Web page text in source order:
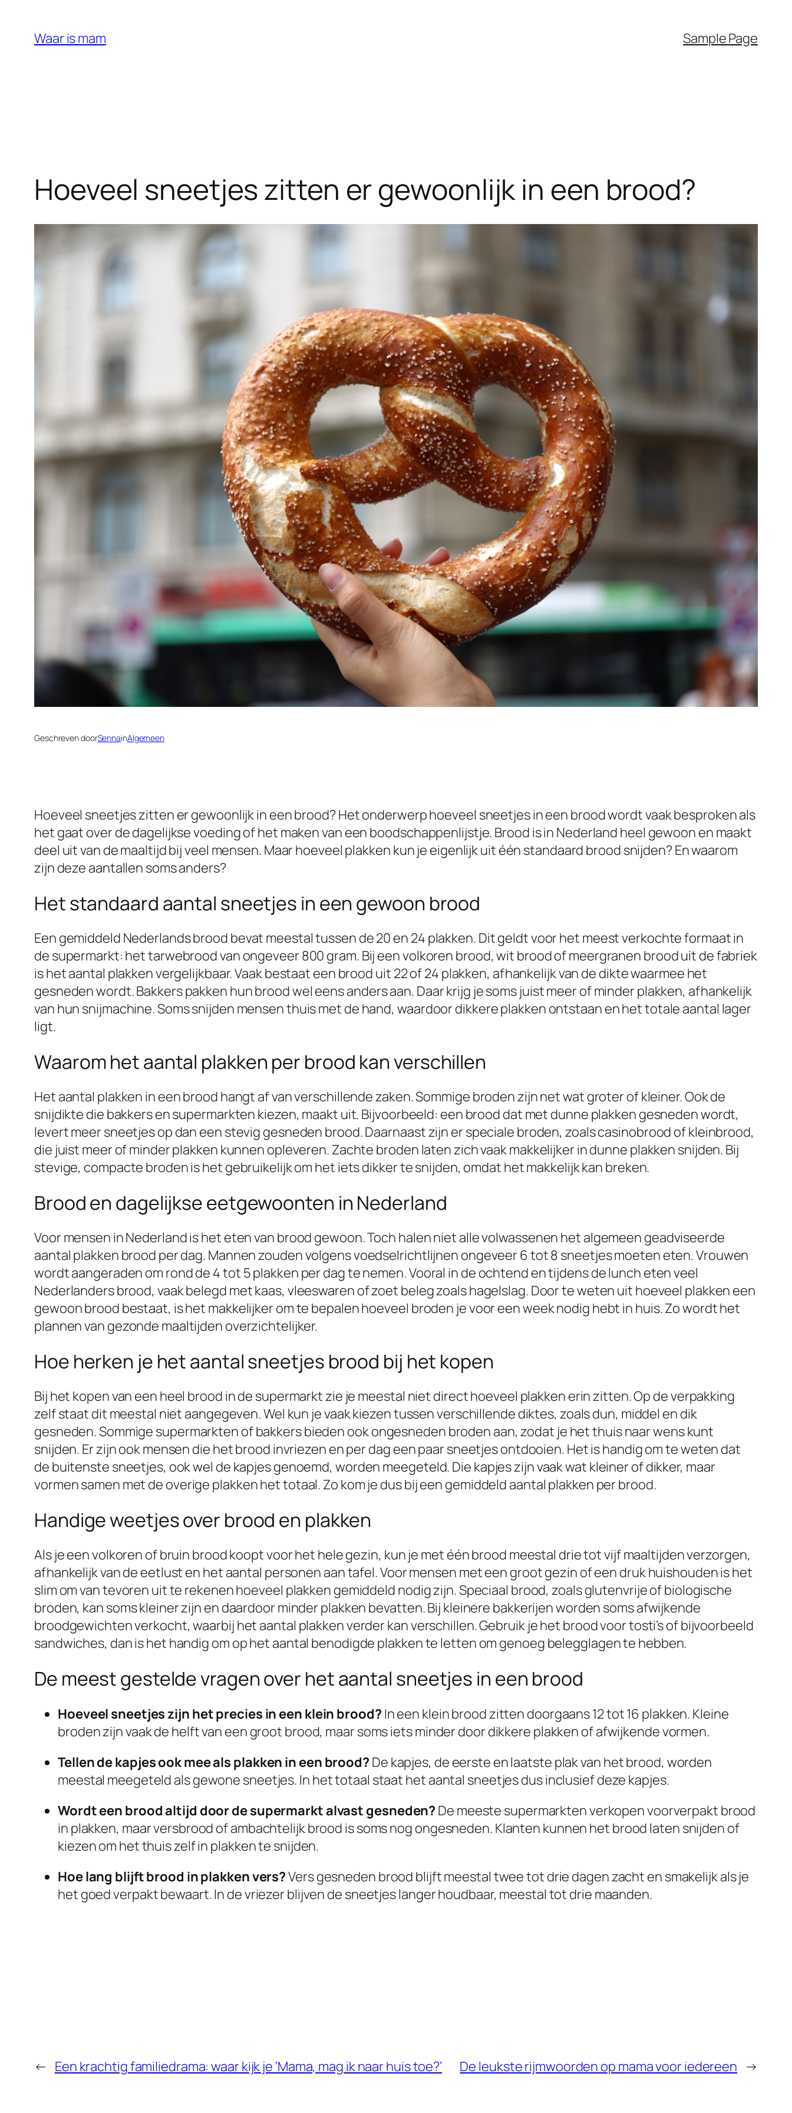
Waar is mam Sample Page
Hoeveel sneetjes zitten er gewoonlijk in een brood?
Geschreven doorSennainAlgemeen
Hoeveel sneetjes zitten er gewoonlijk in een brood? Het onderwerp hoeveel sneetjes in een brood wordt vaak besproken als
het gaat over de dagelijkse voeding of het maken van een boodschappenlijstje. Brood is in Nederland heel gewoon en maakt
deel uit van de maaltijd bij veel mensen. Maar hoeveel plakken kun je eigenlijk uit één standaard brood snijden? En waarom
zijn deze aantallen soms anders?
Het standaard aantal sneetjes in een gewoon brood
Een gemiddeld Nederlands brood bevat meestal tussen de 20 en 24 plakken. Dit geldt voor het meest verkochte formaat in
de supermarkt: het tarwebrood van ongeveer 800 gram. Bij een volkoren brood, wit brood of meergranen brood uit de fabriek
is het aantal plakken vergelijkbaar. Vaak bestaat een brood uit 22 of 24 plakken, afhankelijk van de dikte waarmee het
gesneden wordt. Bakkers pakken hun brood wel eens anders aan. Daar krijg je soms juist meer of minder plakken, afhankelijk
van hun snijmachine. Soms snijden mensen thuis met de hand, waardoor dikkere plakken ontstaan en het totale aantal lager
ligt.
Waarom het aantal plakken per brood kan verschillen
Het aantal plakken in een brood hangt af van verschillende zaken. Sommige broden zijn net wat groter of kleiner. Ook de
snijdikte die bakkers en supermarkten kiezen, maakt uit. Bijvoorbeeld: een brood dat met dunne plakken gesneden wordt,
levert meer sneetjes op dan een stevig gesneden brood. Daarnaast zijn er speciale broden, zoals casinobrood of kleinbrood,
die juist meer of minder plakken kunnen opleveren. Zachte broden laten zich vaak makkelijker in dunne plakken snijden. Bij
stevige, compacte broden is het gebruikelijk om het iets dikker te snijden, omdat het makkelijk kan breken.
Brood en dagelijkse eetgewoonten in Nederland
Voor mensen in Nederland is het eten van brood gewoon. Toch halen niet alle volwassenen het algemeen geadviseerde
aantal plakken brood per dag. Mannen zouden volgens voedselrichtlijnen ongeveer 6 tot 8 sneetjes moeten eten. Vrouwen
wordt aangeraden om rond de 4 tot 5 plakken per dag te nemen. Vooral in de ochtend en tijdens de lunch eten veel
Nederlanders brood, vaak belegd met kaas, vleeswaren of zoet beleg zoals hagelslag. Door te weten uit hoeveel plakken een
gewoon brood bestaat, is het makkelijker om te bepalen hoeveel broden je voor een week nodig hebt in huis. Zo wordt het
plannen van gezonde maaltijden overzichtelijker.
Hoe herken je het aantal sneetjes brood bij het kopen
Bij het kopen van een heel brood in de supermarkt zie je meestal niet direct hoeveel plakken erin zitten. Op de verpakking
zelf staat dit meestal niet aangegeven. Wel kun je vaak kiezen tussen verschillende diktes, zoals dun, middel en dik
gesneden. Sommige supermarkten of bakkers bieden ook ongesneden broden aan, zodat je het thuis naar wens kunt
snijden. Er zijn ook mensen die het brood invriezen en per dag een paar sneetjes ontdooien. Het is handig om te weten dat
de buitenste sneetjes, ook wel de kapjes genoemd, worden meegeteld. Die kapjes zijn vaak wat kleiner of dikker, maar
vormen samen met de overige plakken het totaal. Zo kom je dus bij een gemiddeld aantal plakken per brood.
Handige weetjes over brood en plakken
Als je een volkoren of bruin brood koopt voor het hele gezin, kun je met één brood meestal drie tot vijf maaltijden verzorgen,
afhankelijk van de eetlust en het aantal personen aan tafel. Voor mensen met een groot gezin of een druk huishouden is het
slim om van tevoren uit te rekenen hoeveel plakken gemiddeld nodig zijn. Speciaal brood, zoals glutenvrije of biologische
broden, kan soms kleiner zijn en daardoor minder plakken bevatten. Bij kleinere bakkerijen worden soms afwijkende
broodgewichten verkocht, waarbij het aantal plakken verder kan verschillen. Gebruik je het brood voor tosti’s of bijvoorbeeld
sandwiches, dan is het handig om op het aantal benodigde plakken te letten om genoeg belegglagen te hebben.
De meest gestelde vragen over het aantal sneetjes in een brood
Hoeveel sneetjes zijn het precies in een klein brood? In een klein brood zitten doorgaans 12 tot 16 plakken. Kleine
broden zijn vaak de helft van een groot brood, maar soms iets minder door dikkere plakken of afwijkende vormen.
Tellen de kapjes ook mee als plakken in een brood? De kapjes, de eerste en laatste plak van het brood, worden
meestal meegeteld als gewone sneetjes. In het totaal staat het aantal sneetjes dus inclusief deze kapjes.
Wordt een brood altijd door de supermarkt alvast gesneden? De meeste supermarkten verkopen voorverpakt brood
in plakken, maar versbrood of ambachtelijk brood is soms nog ongesneden. Klanten kunnen het brood laten snijden of
kiezen om het thuis zelf in plakken te snijden.
Hoe lang blijft brood in plakken vers?Vers gesneden brood blijft meestal twee tot drie dagen zacht en smakelijk als je
het goed verpakt bewaart. In de vriezer blijven de sneetjes langer houdbaar, meestal tot drie maanden.
← Een krachtig familiedrama: waar kijk je ‘Mama, mag ik naar huis toe?’ De leukste rijmwoorden op mama voor iedereen →